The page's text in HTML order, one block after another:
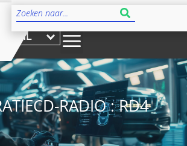
NL
RADIO : RD4